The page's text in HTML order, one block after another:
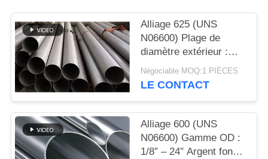
SITE
PRIVACY
POLICY
Alliage 625 (UNS
N06600) Plage de
diamètre extérieur :
1/8″ – 24″ Métallique
brillant Résistance à la
MPa
Négociable MOQ:1 PIÈCES
LE CONTACT
Alliage 600 (UNS
N06600) Gamme OD :
1/8″ – 24″ Argent foncé